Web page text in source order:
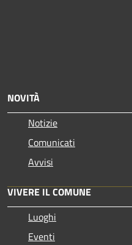
NOVITÀ
Notizie
Comunicati
Avvisi
VIVERE IL COMUNE
Luoghi
Eventi